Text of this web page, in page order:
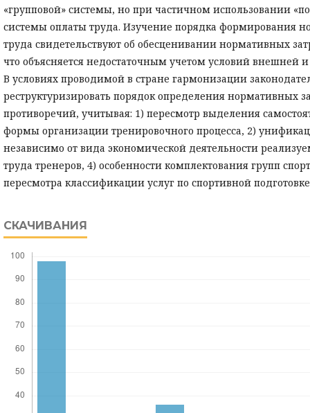
«групповой» системы, но при частичном использовании
системы оплаты труда. Изучение порядка формирования
труда свидетельствуют об обесценивании нормативных
что объясняется недостаточным учетом условий внешней
В условиях проводимой в стране гармонизации
реструктуризировать порядок определения нормативных
противоречий, учитывая: 1) пересмотр выделения
формы организации тренировочного процесса, 2)
независимо от вида экономической деятельности
труда тренеров, 4) особенности комплектования групп
пересмотра классификации услуг по спортивной
СКАЧИВАНИЯ